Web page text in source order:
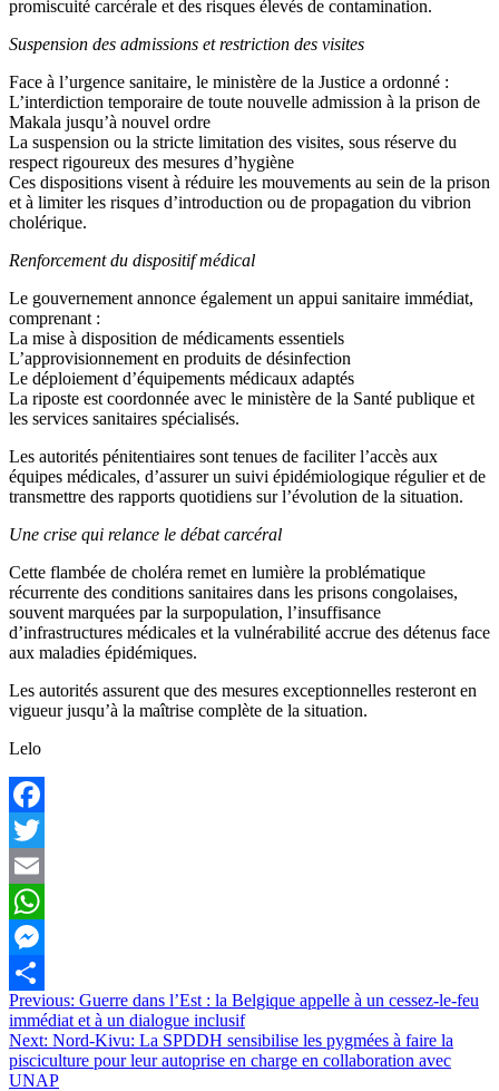
promiscuité carcérale et des risques élevés de contamination.
Suspension des admissions et restriction des visites
Face à l’urgence sanitaire, le ministère de la Justice a ordonné :
L’interdiction temporaire de toute nouvelle admission à la prison de
Makala jusqu’à nouvel ordre
La suspension ou la stricte limitation des visites, sous réserve du
respect rigoureux des mesures d’hygiène
Ces dispositions visent à réduire les mouvements au sein de la prison
et à limiter les risques d’introduction ou de propagation du vibrion
cholérique.
Renforcement du dispositif médical
Le gouvernement annonce également un appui sanitaire immédiat,
comprenant :
La mise à disposition de médicaments essentiels
L’approvisionnement en produits de désinfection
Le déploiement d’équipements médicaux adaptés
La riposte est coordonnée avec le ministère de la Santé publique et
les services sanitaires spécialisés.
Les autorités pénitentiaires sont tenues de faciliter l’accès aux
équipes médicales, d’assurer un suivi épidémiologique régulier et de
transmettre des rapports quotidiens sur l’évolution de la situation.
Une crise qui relance le débat carcéral
Cette flambée de choléra remet en lumière la problématique
récurrente des conditions sanitaires dans les prisons congolaises,
souvent marquées par la surpopulation, l’insuffisance
d’infrastructures médicales et la vulnérabilité accrue des détenus face
aux maladies épidémiques.
Les autorités assurent que des mesures exceptionnelles resteront en
vigueur jusqu’à la maîtrise complète de la situation.
Lelo
Facebook
Twitter
Email
WhatsApp
Messenger
Partager
Navigation
de
l’article
Previous: Guerre dans l’Est : la Belgique appelle à un cessez-le-feu
immédiat et à un dialogue inclusif
Next: Nord-Kivu: La SPDDH sensibilise les pygmées à faire la
pisciculture pour leur autoprise en charge en collaboration avec
UNAP